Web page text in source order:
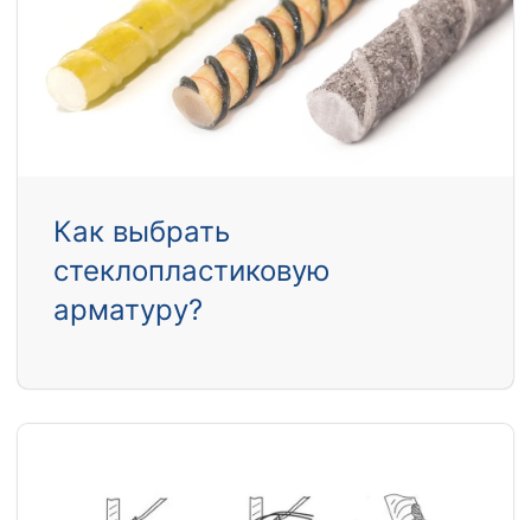
Как выбрать
стеклопластиковую
арматуру?